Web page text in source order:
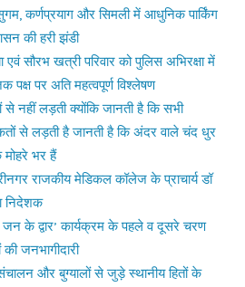
कर्णप्रयाग और सिमली में आधुनिक पार्किंग
की हरी झंडी
एवं सौरभ खत्री परिवार को पुलिस अभिरक्षा में
पक्ष पर अति महत्वपूर्ण विश्लेषण
से नहीं लड़ती क्योंकि जानती है कि सभी
से लड़ती है जानती है कि अंदर वाले चंद धुर
मोहरे भर हैं
राजकीय मेडिकल कॉलेज के प्राचार्य डॉ
निदेशक
के द्वार’ कार्यक्रम के पहले व दूसरे चरण
जनभागीदारी
और बुग्यालों से जुड़े स्थानीय हितों के